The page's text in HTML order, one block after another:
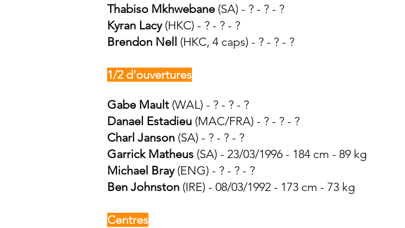
Thabiso Mkhwebane (SA) - ? - ? - ?
Kyran Lacy(HKC) - ? - ? - ?
Brendon Nell (HKC, 4 caps) - ? - ? - ?
1/2 d'ouvertures
Gabe Mault (WAL) - ? - ? - ?
Danael Estadieu (MAC/FRA) - ? - ? - ?
Charl Janson (SA) - ? - ? - ?
Garrick Matheus (SA) - 23/03/1996 - 184 cm - 89 kg
Michael Bray(ENG) - ? - ? - ?
Ben Johnston (IRE) - 08/03/1992 - 173 cm - 73 kg
Centres